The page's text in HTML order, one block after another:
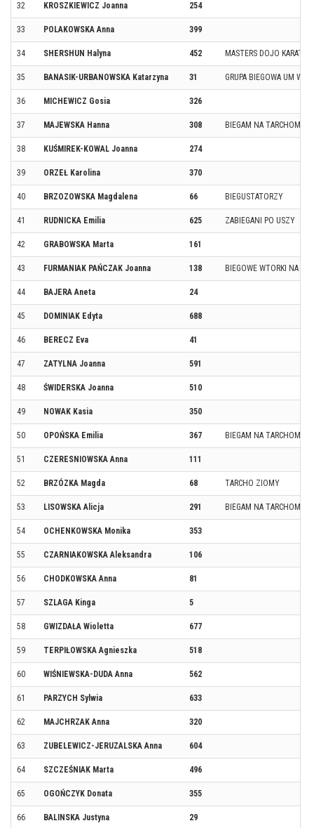
32 KROSZKIEWICZ Joanna 254
33 POLAKOWSKA Anna 399
34 SHERSHUN Halyna 452 MASTERS DOJO KARATE
35 BANASIK-URBANOWSKA Katarzyna 31 GRUPA BIEGOWA UM W-
36 MICHEWICZ Gosia 326
37 MAJEWSKA Hanna 308 BIEGAM NA TARCHOMINIE
38 KUŚMIREK-KOWAL Joanna 274
39 ORZEŁ Karolina 370
40 BRZOZOWSKA Magdalena 66 BIEGUSTATORZY
41 RUDNICKA Emilia 625 ZABIEGANI PO USZY
42 GRABOWSKA Marta 161
43 FURMANIAK PAŃCZAK Joanna 138 BIEGOWE WTORKI NA
44 BAJERA Aneta 24
45 DOMINIAK Edyta 688
46 BERECZ Eva 41
47 ZATYLNA Joanna 591
48 ŚWIDERSKA Joanna 510
49 NOWAK Kasia 350
50 OPOŃSKA Emilia 367 BIEGAM NA TARCHOMINIE
51 CZERESNIOWSKA Anna 111
52 BRZÓZKA Magda 68 TARCHO ZIOMY
53 LISOWSKA Alicja 291 BIEGAM NA TARCHOMINIE
54 OCHENKOWSKA Monika 353
55 CZARNIAKOWSKA Aleksandra 106
56 CHODKOWSKA Anna 81
57 SZLAGA Kinga 5
58 GWIZDAŁA Wioletta 677
59 TERPIŁOWSKA Agnieszka 518
60 WIŚNIEWSKA-DUDA Anna 562
61 PARZYCH Sylwia 633
62 MAJCHRZAK Anna 320
63 ZUBELEWICZ-JERUZALSKA Anna 604
64 SZCZEŚNIAK Marta 496
65 OGOŃCZYK Donata 355
66 BALINSKA Justyna 29